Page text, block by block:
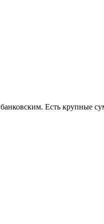
Есть крупные